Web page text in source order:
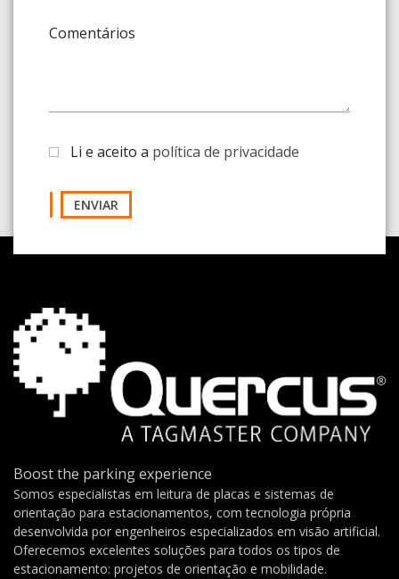
Comentários
Li e aceito a política de privacidade
ENVIAR
Boost the parking experience
Somos especialistas em leitura de placas e sistemas de
orientação para estacionamentos, com tecnologia própria
desenvolvida por engenheiros especializados em visão artificial.
Oferecemos excelentes soluções para todos os tipos de
estacionamento: projetos de orientação e mobilidade.